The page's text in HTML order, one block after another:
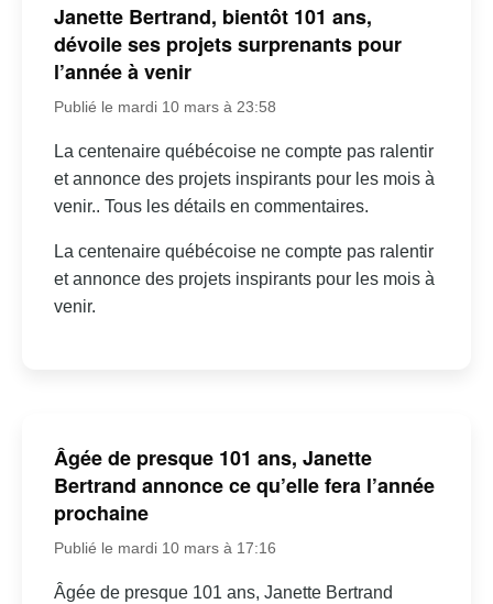
Janette Bertrand, bientôt 101 ans,
dévoile ses projets surprenants pour
l’année à venir
Publié le mardi 10 mars à 23:58
La centenaire québécoise ne compte pas ralentir
et annonce des projets inspirants pour les mois à
venir.. Tous les détails en commentaires.
La centenaire québécoise ne compte pas ralentir
et annonce des projets inspirants pour les mois à
venir.
Âgée de presque 101 ans, Janette
Bertrand annonce ce qu’elle fera l’année
prochaine
Publié le mardi 10 mars à 17:16
Âgée de presque 101 ans, Janette Bertrand